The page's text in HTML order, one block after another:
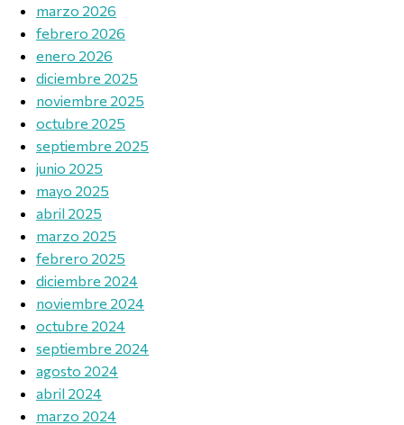
marzo 2026
febrero 2026
enero 2026
diciembre 2025
noviembre 2025
octubre 2025
septiembre 2025
junio 2025
mayo 2025
abril 2025
marzo 2025
febrero 2025
diciembre 2024
noviembre 2024
octubre 2024
septiembre 2024
agosto 2024
abril 2024
marzo 2024